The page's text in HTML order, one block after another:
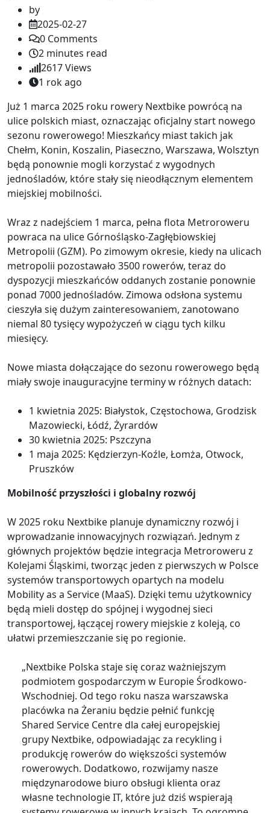
by
2025-02-27
0 Comments
2 minutes read
2617Views
1 rok ago
Już 1 marca 2025 roku rowery Nextbike powrócą na
ulice polskich miast, oznaczając oficjalny start nowego
sezonu rowerowego! Mieszkańcy miast takich jak
Chełm, Konin, Koszalin, Piaseczno, Warszawa, Wolsztyn
będą ponownie mogli korzystać z wygodnych
jednośladów, które stały się nieodłącznym elementem
miejskiej mobilności.
Wraz z nadejściem 1 marca, pełna flota Metroroweru
powraca na ulice Górnośląsko-Zagłębiowskiej
Metropolii (GZM). Po zimowym okresie, kiedy na ulicach
metropolii pozostawało 3500 rowerów, teraz do
dyspozycji mieszkańców oddanych zostanie ponownie
ponad 7000 jednośladów. Zimowa odsłona systemu
cieszyła się dużym zainteresowaniem, zanotowano
niemal 80 tysięcy wypożyczeń w ciągu tych kilku
miesięcy.
Nowe miasta dołączające do sezonu rowerowego będą
miały swoje inauguracyjne terminy w różnych datach:
1 kwietnia 2025: Białystok, Częstochowa, Grodzisk
Mazowiecki, Łódź, Żyrardów
30 kwietnia 2025: Pszczyna
1 maja 2025: Kędzierzyn-Koźle, Łomża, Otwock,
Pruszków
Mobilność przyszłości i globalny rozwój
W 2025 roku Nextbike planuje dynamiczny rozwój i
wprowadzanie innowacyjnych rozwiązań. Jednym z
głównych projektów będzie integracja Metroroweru z
Kolejami Śląskimi, tworząc jeden z pierwszych w Polsce
systemów transportowych opartych na modelu
Mobility as a Service (MaaS). Dzięki temu użytkownicy
będą mieli dostęp do spójnej i wygodnej sieci
transportowej, łączącej rowery miejskie z koleją, co
ułatwi przemieszczanie się po regionie.
„Nextbike Polska staje się coraz ważniejszym
podmiotem gospodarczym w Europie Środkowo-
Wschodniej. Od tego roku nasza warszawska
placówka na Żeraniu będzie pełnić funkcję
Shared Service Centre dla całej europejskiej
grupy Nextbike, odpowiadając za recykling i
produkcję rowerów do większości systemów
rowerowych. Dodatkowo, rozwijamy nasze
międzynarodowe biuro obsługi klienta oraz
własne technologie IT, które już dziś wspierają